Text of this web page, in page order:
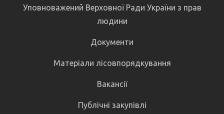
Уповноважений Верховної Ради України з прав
людини
Документи
Матеріали лісовпорядкування
Вакансії
Публічні закупівлі